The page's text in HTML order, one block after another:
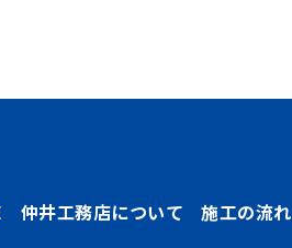
仲井工務店について 施工の流れ